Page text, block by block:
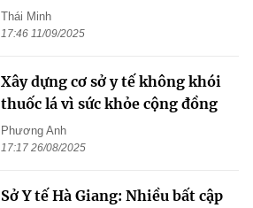
Thái Minh
17:46 11/09/2025
Xây dựng cơ sở y tế không khói
thuốc lá vì sức khỏe cộng đồng
Phương Anh
17:17 26/08/2025
Sở Y tế Hà Giang: Nhiều bất cập